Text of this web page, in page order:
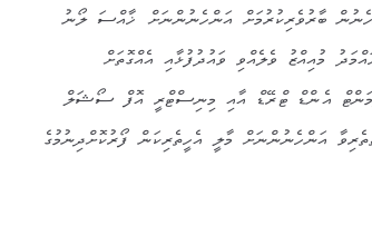
ބާރުވެރިކުރުމަށް އަންހެނުންނަށް ޚާއްސަ ލޯނު
މުއިއްޒު ވެލެއްވި ވައުދުފުޅާއި އެއްގޮތަށް
އެންޑް ޓްރޭޑް އާއި މިނިސްޓްރީ އޮފް ސޯޝަލް
އަންހެނުންނަށް މާލީ އެހީތެރިކަން ފޯރުކޮށްދިނުމުގެ